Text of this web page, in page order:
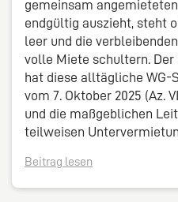
gemeinsam
endgültig auszieht, steht
leer und die
volle Miete schultern. Der
hat diese alltägliche
vom 7. Oktober 2025 (Az.
und die maßgeblichen
teilweisen
Beitrag lesen